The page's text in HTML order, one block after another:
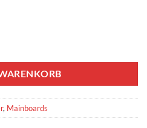
, Mainboards